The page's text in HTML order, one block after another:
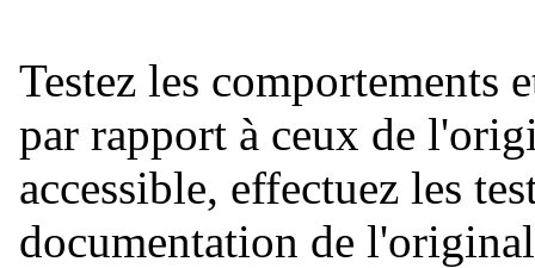
Testez les
par rapport à ceux de
accessible, effectuez les
documentation de